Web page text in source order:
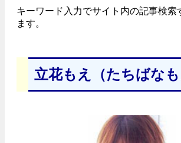
キーワード入力でサイト内の記事検索
ます。
立花もえ（たちばなも